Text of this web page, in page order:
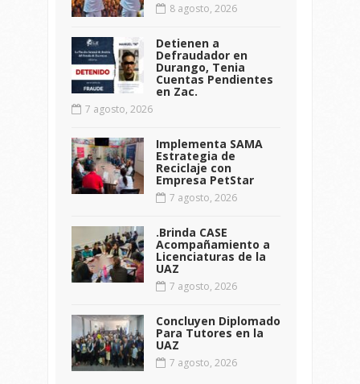
8 agosto, 2026
Detienen a
Defraudador en
Durango, Tenia
Cuentas Pendientes
en Zac.
7 agosto, 2026
Implementa SAMA
Estrategia de
Reciclaje con
Empresa PetStar
7 agosto, 2026
.Brinda CASE
Acompañamiento a
Licenciaturas de la
UAZ
7 agosto, 2026
Concluyen Diplomado
Para Tutores en la
UAZ
7 agosto, 2026